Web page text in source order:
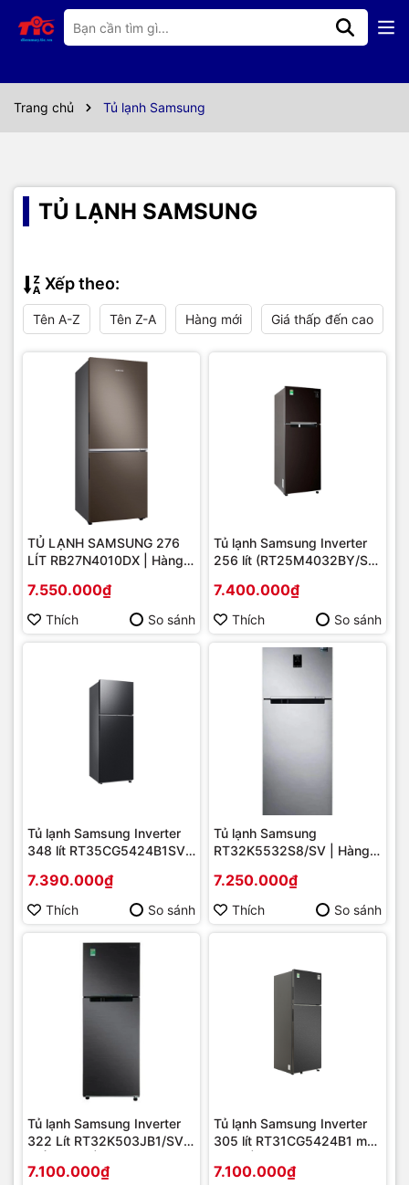
Trang chủ Tủ lạnh Samsung
TỦ LẠNH SAMSUNG
Xếp theo:
Tên A-Z Tên Z-A Hàng mới Giá thấp đến cao
TỦ LẠNH SAMSUNG 276
LÍT RB27N4010DX | Hàng
7.550.000₫
Thích So sánh
Tủ lạnh Samsung Inverter
256 lít (RT25M4032BY/SV)
hãng
7.400.000₫
Thích So sánh
Tủ lạnh Samsung Inverter
348 lít RT35CG5424B1SV |
7.390.000₫
Thích So sánh
Tủ lạnh Samsung
RT32K5532S8/SV | Hàng
7.250.000₫
Thích So sánh
Tủ lạnh Samsung Inverter
322 Lít RT32K503JB1/SV
hãng
7.100.000₫
Tủ lạnh Samsung Inverter
305 lít RT31CG5424B1 mới
7.100.000₫